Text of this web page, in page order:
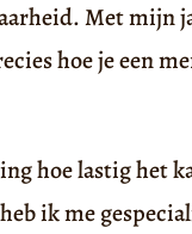
Met mijn
hoe je een
hoe lastig het
ik me